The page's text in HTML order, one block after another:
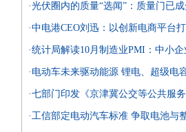
·光伏圈内的质量“选闻”：质量门已
·中电港CEO刘迅：以创新电商平台
·统计局解读10月制造业PMI：中小
·电动车未来驱动能源 锂电、超级电
·七部门印发《京津冀公交等公共服
·工信部定电动汽车标准 争取电池与